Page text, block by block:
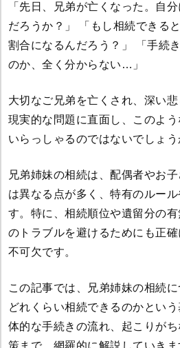
「先日、兄弟が亡くなった。自
だろうか？」 「もし相続できる
割合になるんだろう？」 「手続
のか、全く分からない…」
大切なご兄弟を亡くされ、深い
現実的な問題に直面し、このよ
いらっしゃるのではないでしょう
兄弟姉妹の相続は、配偶者やお
は異なる点が多く、特有のルー
す。特に、相続順位や遺留分の
のトラブルを避けるためにも正
不可欠です。
この記事では、兄弟姉妹の相続
どれくらい相続できるのかとい
体的な手続きの流れ、起こりが